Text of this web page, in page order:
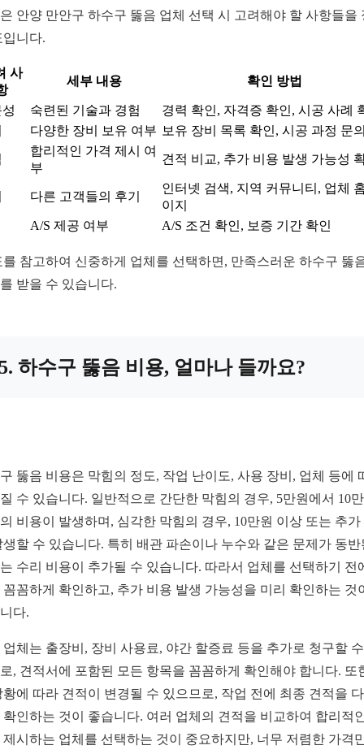
안양 만안구 하수구 뚫음 업체 선택 시 고려해야 할 사항들을
입니다.
사
세부 내용 확인 방법
숙련된 기술과 경험
경력 확인, 자격증 확인, 시공 사례
다양한 장비 보유 여부 보유 장비 목록 확인, 시공 과정 문
합리적인 가격 제시 여
부
견적 비교, 추가 비용 발생 가능성
다른 고객들의 후기
인터넷 검색, 지역 커뮤니티, 업체
이지
A/S 제공 여부
A/S 조건 확인, 보증 기간 확인
를 참고하여 신중하게 업체를 선택하면, 만족스러운 하수구 뚫
받을 수 있습니다.
하수구 뚫음 비용, 얼마나 들까요?
뚫음 비용은 막힘의 정도, 작업 난이도, 사용 장비, 업체 등에
수 있습니다. 일반적으로 간단한 막힘의 경우, 5만원에서 10
비용이 발생하며, 심각한 막힘의 경우, 10만원 이상 또는 추가
생할 수 있습니다. 특히 배관 파손이나 누수와 같은 문제가 동반
수리 비용이 추가될 수 있습니다. 따라서 업체를 선택하기 전
꼼꼼하게 확인하고, 추가 비용 발생 가능성을 미리 확인하는 것
다.
업체는 출장비, 장비 사용료, 야간 할증료 등을 추가로 청구할
, 견적서에 포함된 모든 항목을 꼼꼼하게 확인해야 합니다. 또
황에 따라 견적이 변경될 수 있으므로, 작업 전에 최종 견적을
확인하는 것이 좋습니다. 여러 업체의 견적을 비교하여 합리적
제시하는 업체를 선택하는 것이 중요하지만, 너무 저렴한 가격